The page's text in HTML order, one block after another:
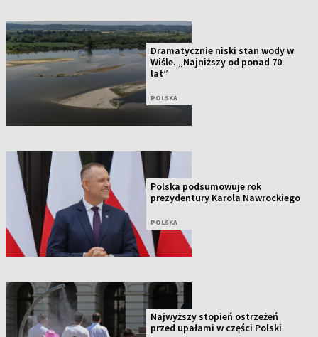
Dramatycznie niski stan wody w
Wiśle. „Najniższy od ponad 70
lat”
POLSKA
Polska podsumowuje rok
prezydentury Karola Nawrockiego
POLSKA
Najwyższy stopień ostrzeżeń
przed upałami w części Polski